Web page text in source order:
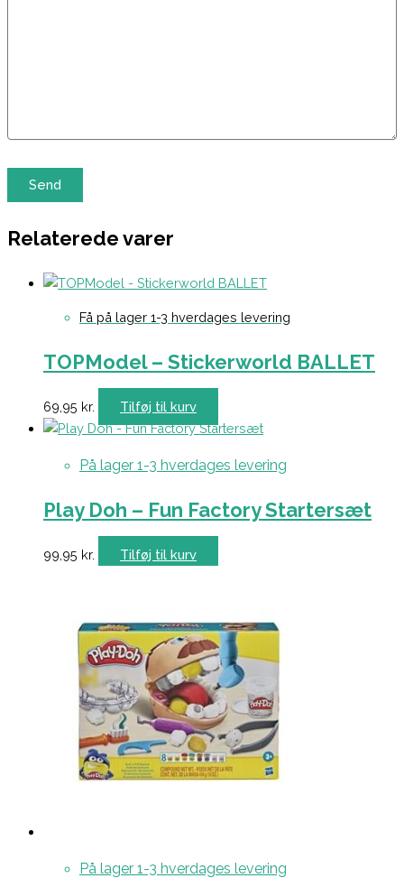
Relaterede varer
Få på lager 1-3 hverdages levering
TOPModel – Stickerworld BALLET
69,95 kr. Tilføj til kurv
På lager 1-3 hverdages levering
Play Doh – Fun Factory Startersæt
99,95 kr. Tilføj til kurv
På lager 1-3 hverdages levering